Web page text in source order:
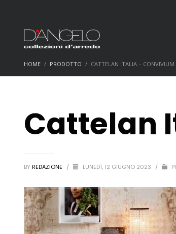
HOME PRODOTTO CATTELAN ITALIA – CONVIVIUM
Cattelan
BY REDAZIONE / LUNEDÌ, 12 GIUGNO 2023 /